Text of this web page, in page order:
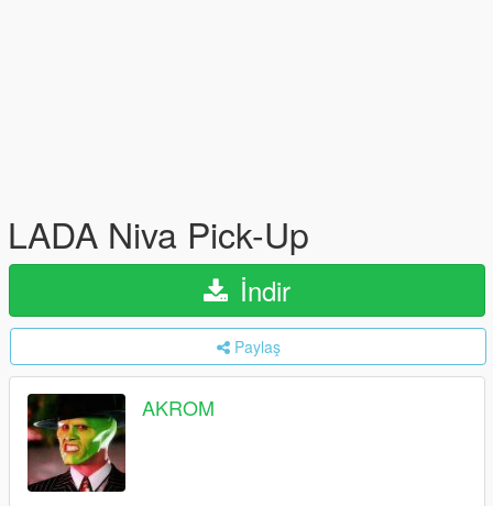
LADA Niva Pick-Up
İndir
Paylaş
AKROM